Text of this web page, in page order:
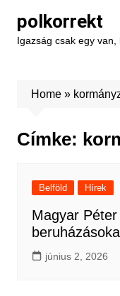
content
polkorrekt
Igazság csak egy
Home»
Címke:
Belföld Hírek
Magyar
június 2, 2026